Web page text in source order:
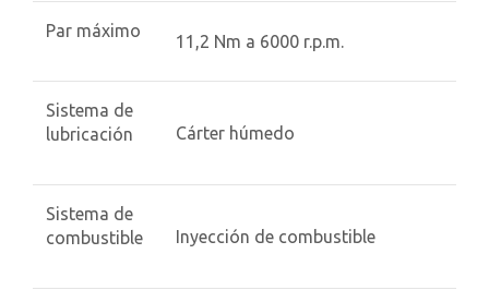
Par máximo
11,2 Nm a 6000 r.p.m.
Sistema de
lubricación
Cárter húmedo
Sistema de
combustible
Inyección de combustible